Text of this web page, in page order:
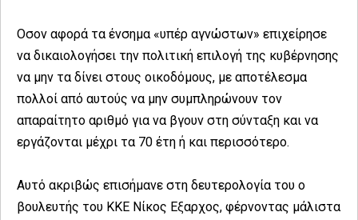
Οσον αφορά τα ένσημα «υπέρ αγνώστων» επιχείρησε
να δικαιολογήσει την πολιτική επιλογή της κυβέρνησης
να μην τα δίνει στους οικοδόμους, με αποτέλεσμα
πολλοί από αυτούς να μην συμπληρώνουν τον
απαραίτητο αριθμό για να βγουν στη σύνταξη και να
εργάζονται μέχρι τα 70 έτη ή και περισσότερο.
Αυτό ακριβώς επισήμανε στη δευτερολογία του ο
βουλευτής του ΚΚΕ Νίκος Εξαρχος, φέρνοντας μάλιστα